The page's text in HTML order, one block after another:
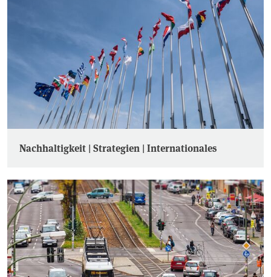
Nachhaltigkeit | Strategien | Internationales